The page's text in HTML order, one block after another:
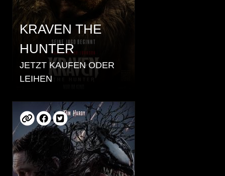
KRAVEN THE
HUNTER
JETZT KAUFEN ODER
LEIHEN